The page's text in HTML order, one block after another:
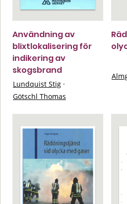
Användning av
blixtlokalisering för
indikering av
skogsbrand
Lundquist Stig ·
Götschl Thomas